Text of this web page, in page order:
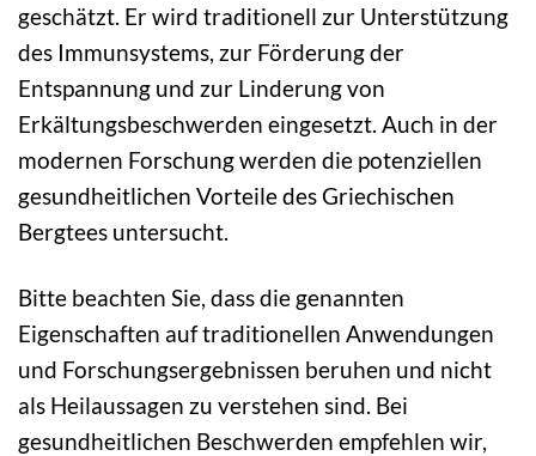
geschätzt. Er wird traditionell zur Unterstützung
des Immunsystems, zur Förderung der
Entspannung und zur Linderung von
Erkältungsbeschwerden eingesetzt. Auch in der
modernen Forschung werden die potenziellen
gesundheitlichen Vorteile des Griechischen
Bergtees untersucht.
Bitte beachten Sie, dass die genannten
Eigenschaften auf traditionellen Anwendungen
und Forschungsergebnissen beruhen und nicht
als Heilaussagen zu verstehen sind. Bei
gesundheitlichen Beschwerden empfehlen wir,